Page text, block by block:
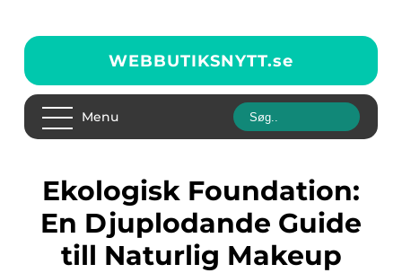
WEBBUTIKSNYTT.se
Menu
Ekologisk Foundation:
En Djuplodande Guide
till Naturlig Makeup